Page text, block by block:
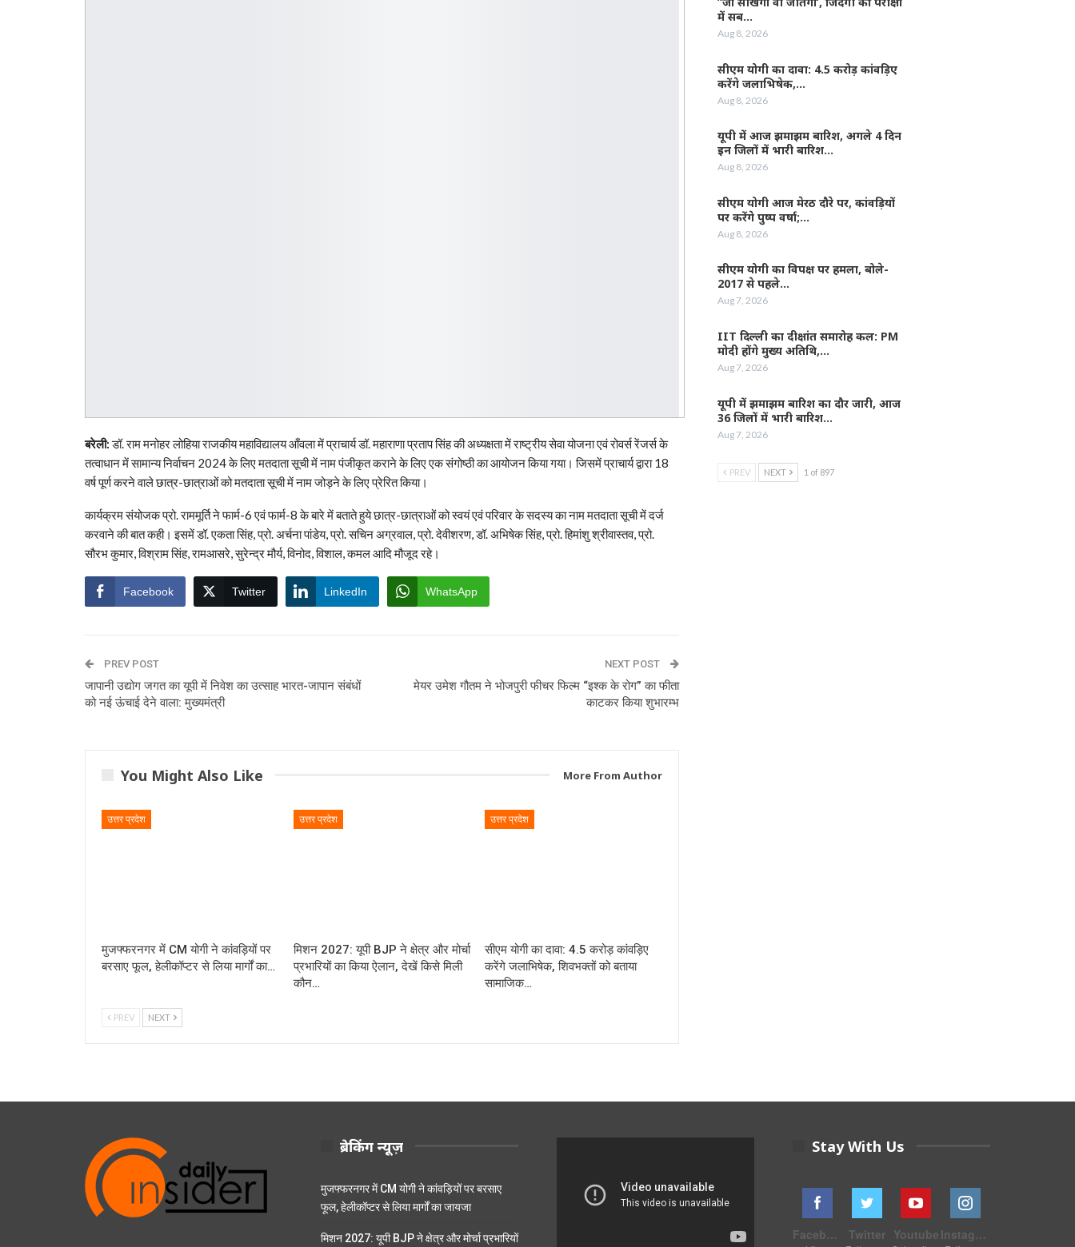
बरेली:डॉ. राम मनोहर लोहिया राजकीय महाविद्यालय आँवला में प्राचार्य डॉ. महाराणा प्रताप सिंह की अध्यक्षता में राष्ट्रीय सेवा योजना एवं रोवर्स रेंजर्स के
तत्वाधान में सामान्य निर्वाचन 2024 के लिए मतदाता सूची में नाम पंजीकृत कराने के लिए एक संगोष्ठी का आयोजन किया गया। जिसमें प्राचार्य द्वारा 18
वर्ष पूर्ण करने वाले छात्र-छात्राओं को मतदाता सूची में नाम जोड़ने के लिए प्रेरित किया।
कार्यक्रम संयोजक प्रो. राममूर्ति ने फार्म-6 एवं फार्म-8 के बारे में बताते हुये छात्र-छात्राओं को स्वयं एवं परिवार के सदस्य का नाम मतदाता सूची में दर्ज
करवाने की बात कही। इसमें डॉ. एकता सिंह, प्रो. अर्चना पांडेय, प्रो. सचिन अग्रवाल, प्रो. देवीशरण, डॉ. अभिषेक सिंह, प्रो. हिमांशु श्रीवास्तव, प्रो.
सौरभ कुमार, विश्राम सिंह, रामआसरे, सुरेन्द्र मौर्य, विनोद, विशाल, कमल आदि मौजूद रहे।
Facebook Twitter LinkedIn WhatsApp
PREV POST
जापानी उद्योग जगत का यूपी में निवेश का उत्साह भारत-जापान संबंधों
को नई ऊंचाई देने वाला: मुख्यमंत्री
NEXT POST
मेयर उमेश गौतम ने भोजपुरी फीचर फिल्म “इश्क के रोग” का फीता
काटकर किया शुभारम्भ
You Might Also Like More From Author
उत्तर प्रदेश
मुजफ्फरनगर में CM योगी ने कांवड़ियों पर
बरसाए फूल, हेलीकॉप्टर से लिया मार्गों का…
उत्तर प्रदेश
मिशन 2027: यूपी BJP ने क्षेत्र और मोर्चा
प्रभारियों का किया ऐलान, देखें किसे मिली
कौन…
उत्तर प्रदेश
सीएम योगी का दावा: 4.5 करोड़ कांवड़िए
करेंगे जलाभिषेक, शिवभक्तों को बताया
सामाजिक…
PREV NEXT
में सब…
Aug 8, 2026
सीएम योगी का दावा: 4.5 करोड़ कांवड़िए
करेंगे जलाभिषेक,…
Aug 8, 2026
यूपी में आज झमाझम बारिश, अगले 4 दिन
इन जिलों में भारी बारिश…
Aug 8, 2026
सीएम योगी आज मेरठ दौरे पर, कांवड़ियों
पर करेंगे पुष्प वर्षा;…
Aug 8, 2026
सीएम योगी का विपक्ष पर हमला, बोले-
2017 से पहले…
Aug 7, 2026
IIT दिल्ली का दीक्षांत समारोह कल: PM
मोदी होंगे मुख्य अतिथि,…
Aug 7, 2026
यूपी में झमाझम बारिश का दौर जारी, आज
36 जिलों में भारी बारिश…
Aug 7, 2026
PREV NEXT 1 of 897
ब्रेकिंग न्यूज़
मुजफ्फरनगर में CM योगी ने कांवड़ियों पर बरसाए
फूल, हेलीकॉप्टर से लिया मार्गों का जायजा
मिशन 2027: यूपी BJP ने क्षेत्र और मोर्चा प्रभारियों
Stay With Us
Facebook Twitter Youtube Instagram